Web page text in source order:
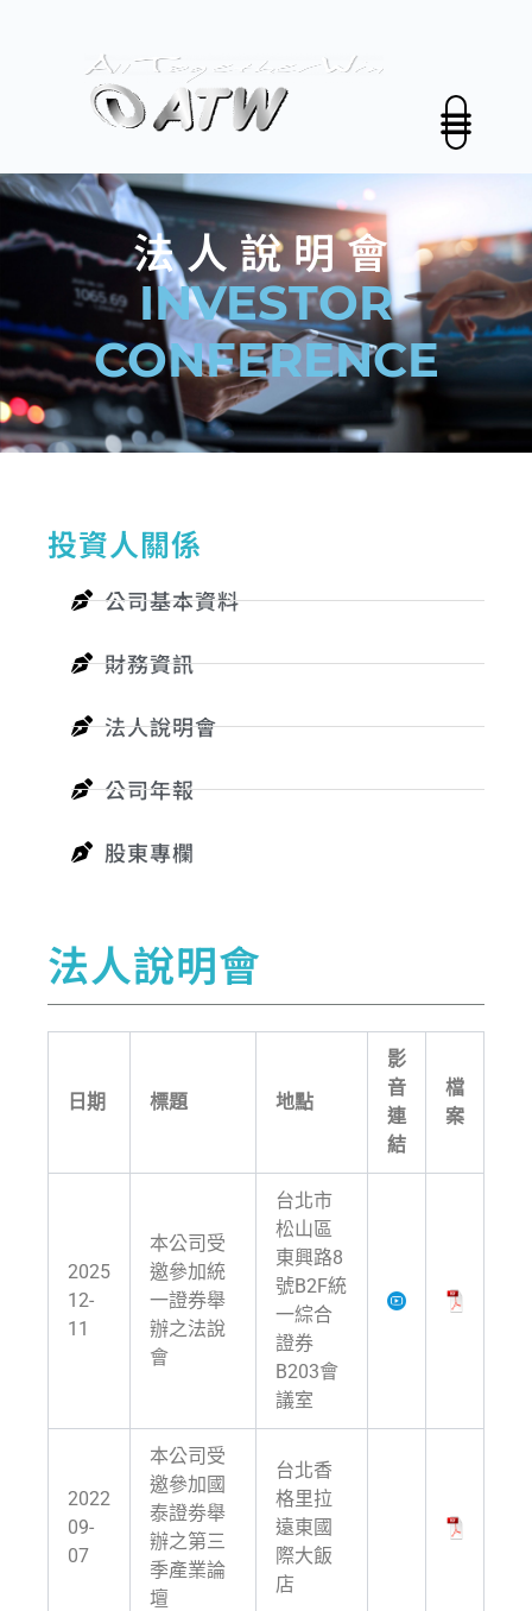
法人說明會
INVESTOR
CONFERENCE
投資人關係
公司基本資料
財務資訊
法人說明會
公司年報
股東專欄
法人說明會
日期 標題 地點
影
音
連
結
檔
案
2025
12-
11
本公司受
邀參加統
一證券舉
辦之法說
會
台北市
松山區
東興路8
號B2F統
一綜合
證券
B203會
議室
2022
09-
07
本公司受
邀參加國
泰證劵舉
辦之第三
季產業論
壇
台北香
格里拉
遠東國
際大飯
店